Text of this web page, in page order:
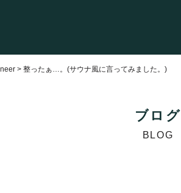
>整ったぁ…。(サウナ風に言ってみました。)
ブログ
BLOG